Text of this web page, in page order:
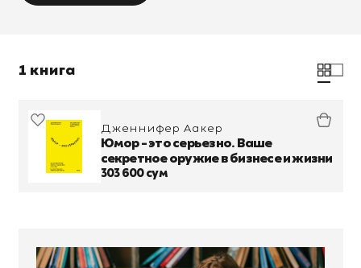
1 книга
Дженнифер Аакер
Юмор - это серьезно. Ваше
секретное оружие в бизнесе и жизни
303 600 сум